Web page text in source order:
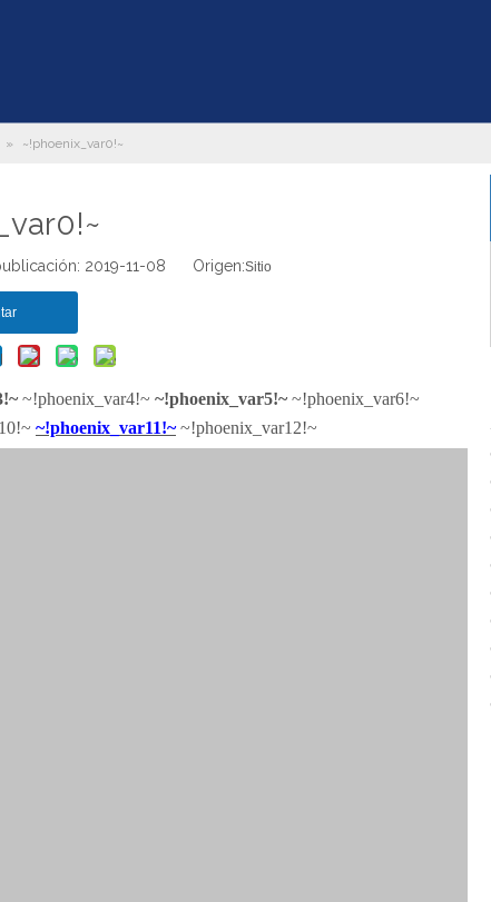
» ~!phoenix_var0!~
2019-11-08 Origen:Sitio
~!phoenix_var4!~ ~!phoenix_var5!~ ~!phoenix_var6!~
~!phoenix_var11!~ ~!phoenix_var12!~